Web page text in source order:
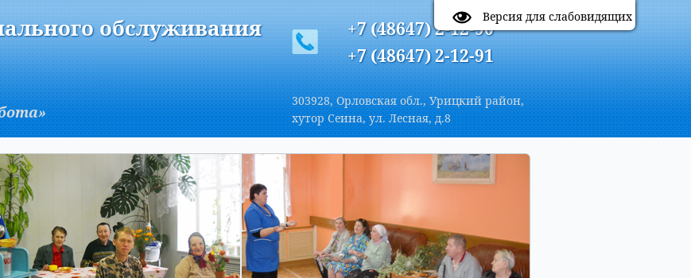
Цветовая схема: A A A
Версия для слабовидящих
обслуживания
+7 (48647) 2-12-90
+7 (48647) 2-12-91
303928, Орловская обл., Урицкий район,
хутор Сеина, ул. Лесная, д.8